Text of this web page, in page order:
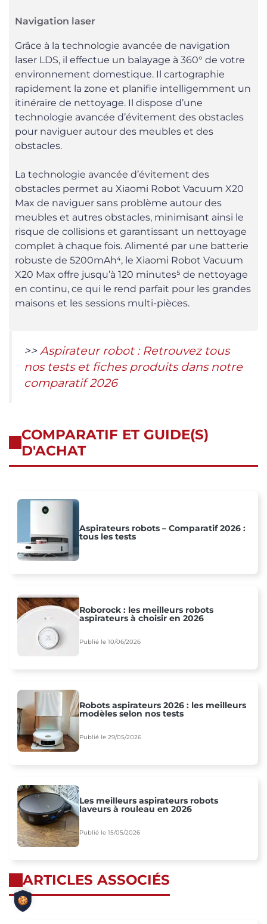
Navigation laser
Grâce à la technologie avancée de navigation
laser LDS, il effectue un balayage à 360° de votre
environnement domestique. Il cartographie
rapidement la zone et planifie intelligemment un
itinéraire de nettoyage. Il dispose d’une
technologie avancée d’évitement des obstacles
pour naviguer autour des meubles et des
obstacles.
La technologie avancée d’évitement des
obstacles permet au Xiaomi Robot Vacuum X20
Max de naviguer sans problème autour des
meubles et autres obstacles, minimisant ainsi le
risque de collisions et garantissant un nettoyage
complet à chaque fois. Alimenté par une batterie
robuste de 5200mAh⁴, le Xiaomi Robot Vacuum
X20 Max offre jusqu’à 120 minutes⁵ de nettoyage
en continu, ce qui le rend parfait pour les grandes
maisons et les sessions multi-pièces.
>>Aspirateur robot : Retrouvez tous
nos tests et fiches produits dans notre
comparatif 2026
COMPARATIF ET GUIDE(S)
D'ACHAT
Aspirateurs robots – Comparatif 2026 :
tous les tests
Roborock : les meilleurs robots
aspirateurs à choisir en 2026
Publié le 10/06/2026
Robots aspirateurs 2026 : les meilleurs
modèles selon nos tests
Publié le 29/05/2026
Les meilleurs aspirateurs robots
laveurs à rouleau en 2026
Publié le 15/05/2026
ARTICLES ASSOCIÉS